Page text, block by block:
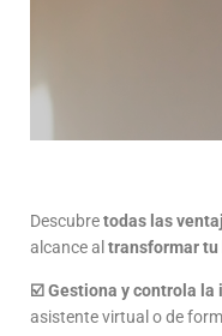
Descubretodas las
alcance al transformar tu
☑️ Gestiona y controla la
asistente virtual o de